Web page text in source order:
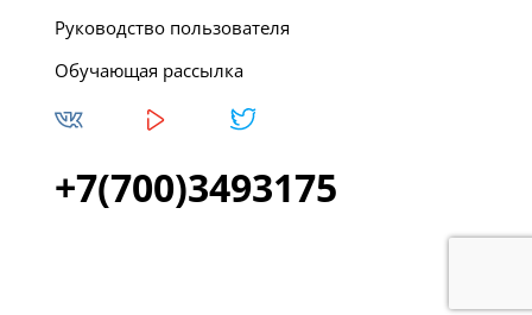
Руководство пользователя
Обучающая рассылка
+7(700)3493175